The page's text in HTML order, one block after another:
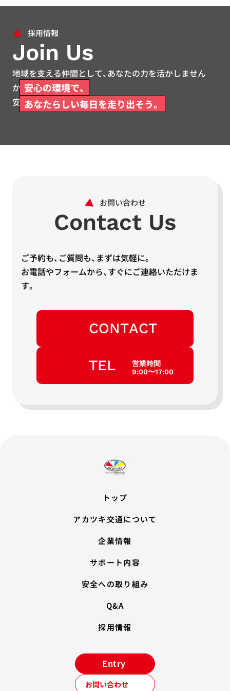
Join Us
地域を支える仲間として、あなたの力を活かしません
か。
安心して働ける環境をご用意しています。
安心の環境で、
あなたらしい毎日を走り出そう。
Contact Us
ご予約も、ご質問も、まずは気軽に。
お電話やフォームから、すぐにご連絡いただけま
す。
CONTACT
TEL
営業時間
9:00〜17:00
トップ
アカツキ交通について
企業情報
サポート内容
安全への取り組み
Q&A
採用情報
お問い合わせ
Entry